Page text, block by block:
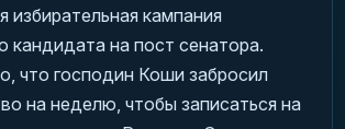
избирательная кампания
кандидата на пост сенатора.
что господин Коши забросил
на неделю, чтобы записаться на